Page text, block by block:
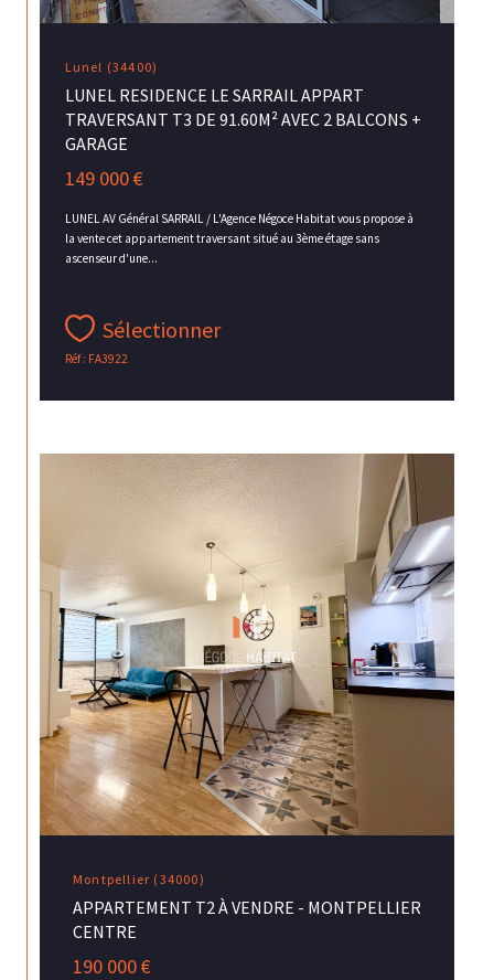
Lunel (34400)
LUNEL RESIDENCE LE SARRAIL APPART
TRAVERSANT T3 DE 91.60M² AVEC 2 BALCONS +
GARAGE
149 000 €
LUNEL AV Général SARRAIL / L'Agence Négoce Habitat vous propose à
la vente cet appartement traversant situé au 3ème étage sans
ascenseur d'une...
Sélectionner
Réf : FA3922
Montpellier (34000)
APPARTEMENT T2 À VENDRE - MONTPELLIER
CENTRE
190 000 €